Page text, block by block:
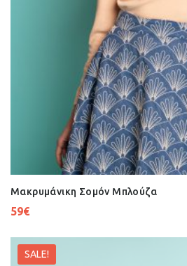
Μακρυμάνικη Σομόν Μπλούζα
59€
SALE!